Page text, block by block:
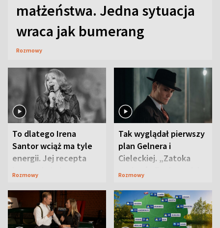
małżeństwa. Jedna sytuacja
wraca jak bumerang
Rozmowy
To dlatego Irena
Santor wciąż ma tyle
energii. Jej recepta
jest zaskakująco
Rozmowy
Tak wyglądał pierwszy
plan Gelnera i
Cieleckiej. „Zatoka
szpiegów” od razu ich
Rozmowy